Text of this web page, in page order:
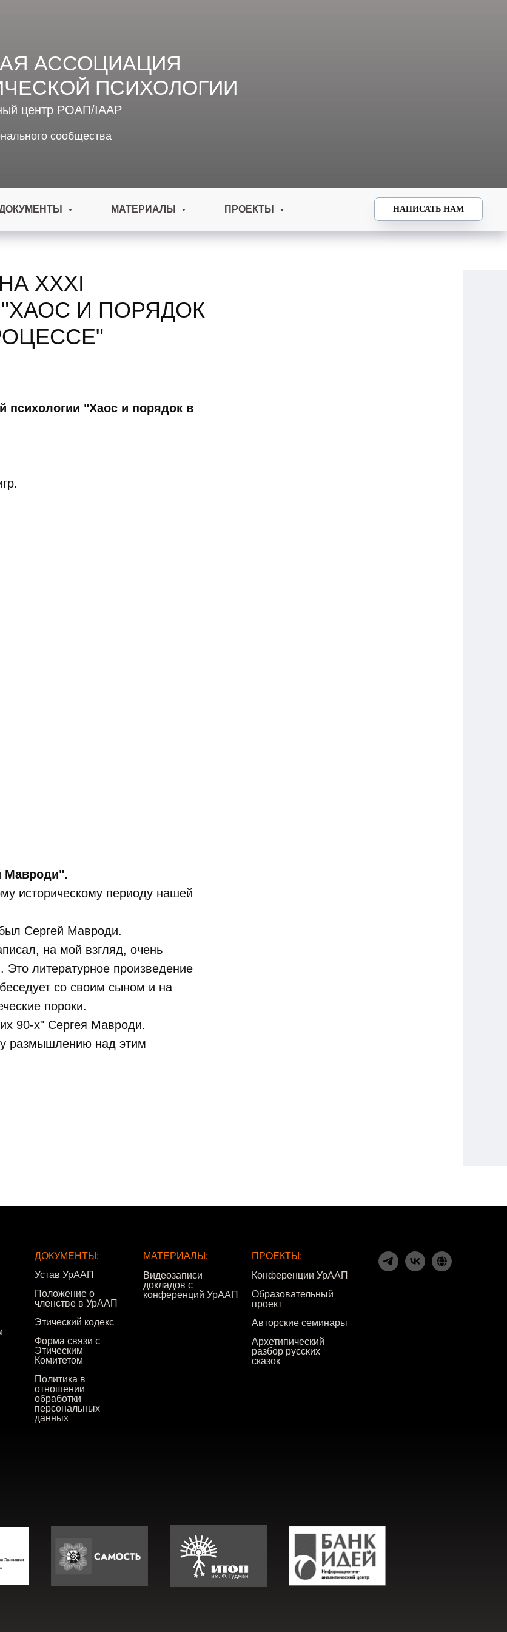
АССОЦИАЦИЯ
ПСИХОЛОГИИ
сообщества
центр РОАП/IAAP
МАТЕРИАЛЫ ПРОЕКТЫ НАПИСАТЬ НАМ
XXXI
И ПОРЯДОК
психологии "Хаос и порядок в
Мавроди".
историческому периоду нашей
Сергей Мавроди.
на мой взгляд, очень
литературное произведение
со своим сыном и на
пороки.
90-х" Сергея Мавроди.
размышлению над этим
ДОКУМЕНТЫ:
Устав УрААП
Положение о
членстве в УрААП
Этический кодекс
Форма связи с
Этическим
Комитетом
Политика в
отношении
обработки
персональных
данных
МАТЕРИАЛЫ:
Видеозаписи
докладов с
конференций УрААП
ПРОЕКТЫ:
Конференции УрААП
Образовательный
проект
Авторские семинары
Архетипический
разбор русских
сказок